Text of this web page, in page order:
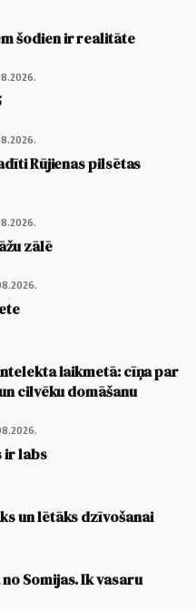
šodien ir realitāte
Rūjienas pilsētas
zālē
laikmetā: cīņa par
cilvēku domāšanu
ir labs
un lētāks dzīvošanai
Somijas. Ik vasaru